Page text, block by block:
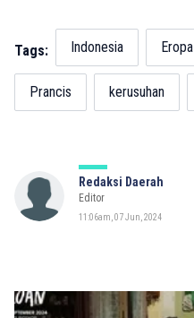
Tags: Indonesia Eropa
Prancis kerusuhan
Redaksi Daerah
Editor
11:06am, 07 Jun, 2024